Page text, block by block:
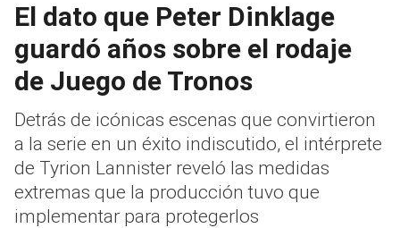
El dato que Peter Dinklage
guardó años sobre el rodaje
de Juego de Tronos
Detrás de icónicas escenas que convirtieron
a la serie en un éxito indiscutido, el intérprete
de Tyrion Lannister reveló las medidas
extremas que la producción tuvo que
implementar para protegerlos